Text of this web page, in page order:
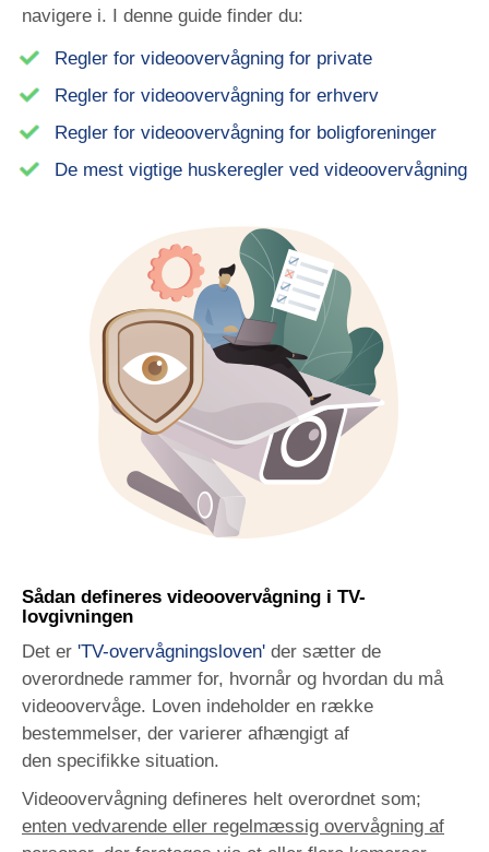
navigere i. I denne guide finder du:
Regler for videoovervågning for private
Regler for videoovervågning for erhverv
Regler for videoovervågning for boligforeninger
De mest vigtige huskeregler ved videoovervågning
Sådan defineres videoovervågning i TV-
lovgivningen
Det er 'TV-overvågningsloven' der sætter de
overordnede rammer for, hvornår og hvordan du må
videoovervåge. Loven indeholder en række
bestemmelser, der varierer afhængigt af
den specifikke situation.
Videoovervågning defineres helt overordnet som;
enten vedvarende eller regelmæssig overvågning af